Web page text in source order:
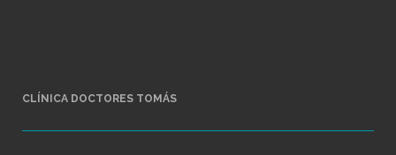
CLÍNICA DOCTORES TOMÁS